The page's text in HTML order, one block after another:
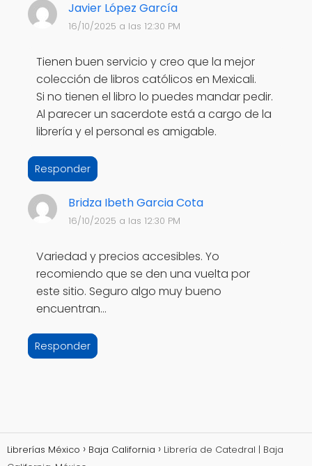
Javier López García
16/10/2025 a las 12:30 PM
Tienen buen servicio y creo que la mejor
colección de libros católicos en Mexicali.
Si no tienen el libro lo puedes mandar pedir.
Al parecer un sacerdote está a cargo de la
librería y el personal es amigable.
Responder
Bridza Ibeth Garcia Cota
16/10/2025 a las 12:30 PM
Variedad y precios accesibles. Yo
recomiendo que se den una vuelta por
este sitio. Seguro algo muy bueno
encuentran...
Responder
Librerías México Baja California
Librería de Catedral | Baja